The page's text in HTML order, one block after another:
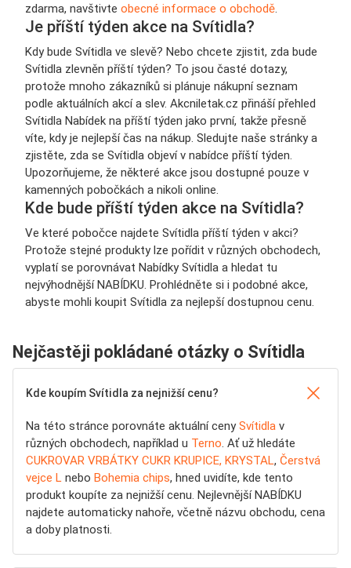
zdarma, navštivte obecné informace o obchodě
Je příští týden akce na Svítidla?
Kdy bude Svítidla ve slevě? Nebo chcete zjistit, zda bude
Svítidla zlevněn příští týden? To jsou časté dotazy,
protože mnoho zákazníků si plánuje nákupní seznam
podle aktuálních akcí a slev. Akcniletak.cz přináší přehled
Svítidla Nabídek na příští týden jako první, takže přesně
víte, kdy je nejlepší čas na nákup. Sledujte naše stránky a
zjistěte, zda se Svítidla objeví v nabídce příští týden.
Upozorňujeme, že některé akce jsou dostupné pouze v
kamenných pobočkách a nikoli online.
Kde bude příští týden akce na Svítidla?
Ve které pobočce najdete Svítidla příští týden v akci?
Protože stejné produkty lze pořídit v různých obchodech,
vyplatí se porovnávat Nabídky Svítidla a hledat tu
nejvýhodnější NABÍDKU. Prohlédněte si i podobné akce,
abyste mohli koupit Svítidla za nejlepší dostupnou cenu.
Nejčastěji pokládané otázky o Svítidla
Kde koupím Svítidla za nejnižší cenu?
Na této stránce porovnáte aktuální cenySvítidla v
různých obchodech, například u Terno . Ať už hledáte
CUKROVAR VRBÁTKY CUKR KRUPICE, KRYSTAL, Čerstvá
vejce L nebo Bohemia chips, hned uvidíte, kde tento
produkt koupíte za nejnižší cenu. Nejlevnější NABÍDKU
najdete automaticky nahoře, včetně názvu obchodu, cena
a doby platnosti.